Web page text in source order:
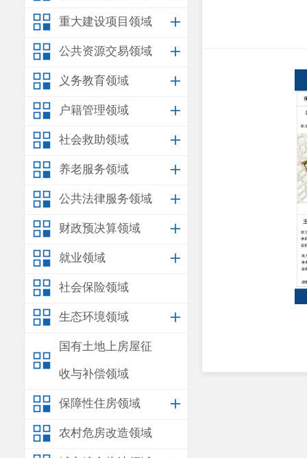
重大建设项目领域
公共资源交易领域
义务教育领域
户籍管理领域
社会救助领域
养老服务领域
公共法律服务领域
财政预决算领域
就业领域
社会保险领域
生态环境领域
国有土地上房屋征
收与补偿领域
保障性住房领域
农村危房改造领域